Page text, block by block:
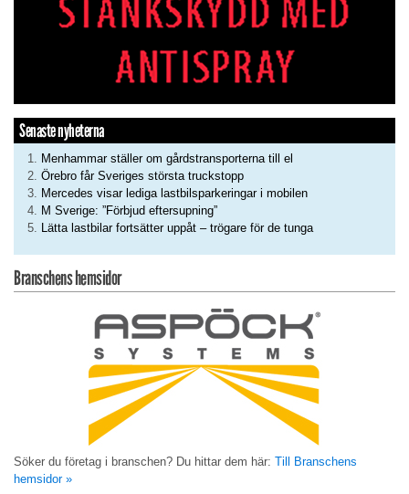
Senaste nyheterna
Menhammar ställer om gårdstransporterna till el
Örebro får Sveriges största truckstopp
Mercedes visar lediga lastbilsparkeringar i mobilen
M Sverige: ”Förbjud eftersupning”
Lätta lastbilar fortsätter uppåt – trögare för de tunga
Branschens hemsidor
Söker du företag i branschen? Du hittar dem här: Till Branschens
hemsidor »